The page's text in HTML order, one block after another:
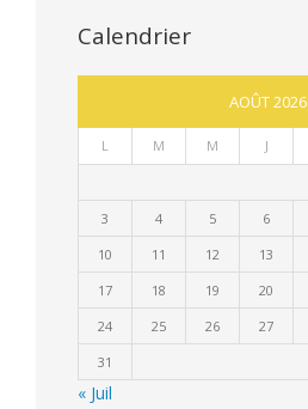
Calendrier
AOÛT 2026
L M M J
3
4 5 6
10
11 12 13
17
18 19 20
24
25 26 27
31
« Juil